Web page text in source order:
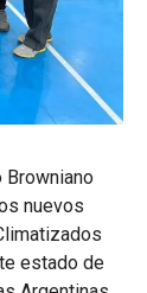
Browniano
nuevos
estado de